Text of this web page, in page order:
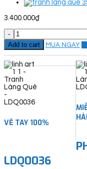
3.400.000₫
Tranh
Làng
Quê
-
LDQ0036
quantity
Add to cart MUA NGAY
VẼ TAY 100%
LDQ0036